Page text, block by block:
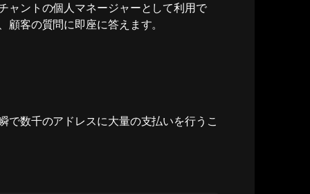
ャントの個人マネージャーとして利用で
顧客の質問に即座に答えます。
で数千のアドレスに大量の支払いを行うこ